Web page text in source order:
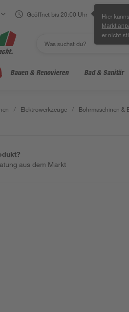
Geöffnet bis 20:00 Uhr Hier
Markt
er nicht
Bauen & Renovieren Bad & Sanitär
/ Elektrowerkzeuge / Bohrmaschinen &
aus dem Markt